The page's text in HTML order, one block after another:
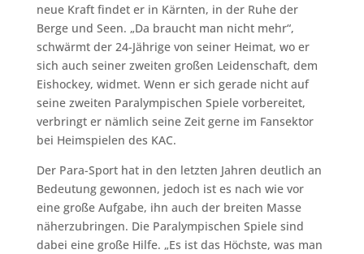
neue Kraft findet er in Kärnten, in der Ruhe der
Berge und Seen. „Da braucht man nicht mehr“,
schwärmt der 24-Jährige von seiner Heimat, wo er
sich auch seiner zweiten großen Leidenschaft, dem
Eishockey, widmet. Wenn er sich gerade nicht auf
seine zweiten Paralympischen Spiele vorbereitet,
verbringt er nämlich seine Zeit gerne im Fansektor
bei Heimspielen des KAC.
Der Para-Sport hat in den letzten Jahren deutlich an
Bedeutung gewonnen, jedoch ist es nach wie vor
eine große Aufgabe, ihn auch der breiten Masse
näherzubringen. Die Paralympischen Spiele sind
dabei eine große Hilfe. „Es ist das Höchste, was man